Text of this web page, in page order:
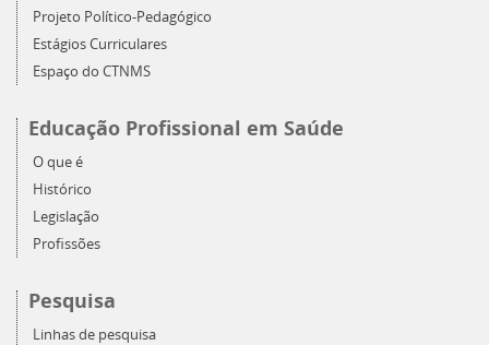
Projeto Político-Pedagógico
Estágios Curriculares
Espaço do CTNMS
Educação Profissional em Saúde
O que é
Histórico
Legislação
Profissões
Pesquisa
Linhas de pesquisa